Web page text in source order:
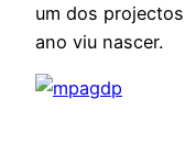
um dos
ano viu nascer.